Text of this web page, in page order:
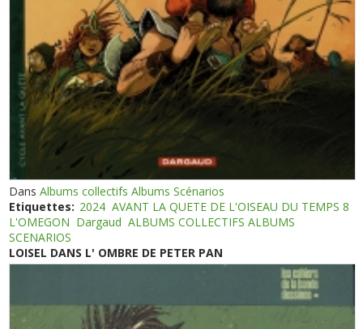
DansAlbums collectifs Albums Scénarios
Etiquettes: 2024 AVANT LA QUETE DE L'OISEAU DU TEMPS 8
L'OMEGON Dargaud ALBUMS COLLECTIFS ALBUMS
SCENARIOS
LOISEL DANS L' OMBRE DE PETER PAN